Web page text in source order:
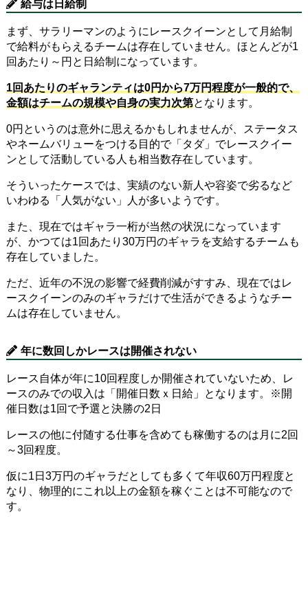
給与は日給制
まず、サラリーマンのようにレースクイーンとして月給制
で給料がもらえるチームは存在していません。ほとんどが1
回あたり～円と日給制になっています。
1回あたりのギャランティは0円から7万円程度が一般的で、
金額はチームの規模や自身の実力次第となります。
0円というのは意外に思えるかもしれませんが、ステータス
やネームバリューをつける目的で「タダ」でレースクイー
ンとして活動している人も相当数存在しています。
そういったケースでは、実績のない新人や容姿で劣るなど
いわゆる「人気がない」人が多いようです。
また、現在ではギャラ一桁が当然の状況になっています
が、かつては1回あたり30万円のギャラを支給するチームも
存在していました。
ただ、近年の不況の影響で経費削減がすすみ、現在ではレ
ースクイーンのみのギャラだけで生活ができるようなチー
ムは存在していません。
年に数回しかレースは開催されない
レース自体が年に10回程度しか開催されていないため、レ
ースのみでの収入は「開催日数ｘ日給」となります。※開
催日数は1回で予選と決勝の2日
レースの他に付随する仕事を含めても稼働するのは月に2回
～3回程度。
仮に1日3万円のギャラだとしても多くて年収60万円程度と
なり、物理的にこれ以上の金額を稼ぐことは不可能なので
す。